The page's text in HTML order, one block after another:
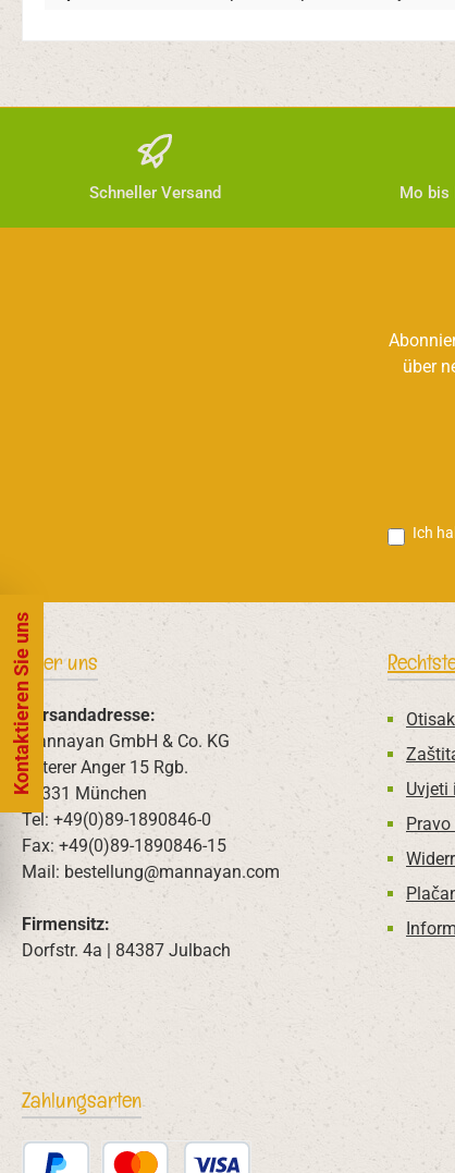
Schneller Versand Mo bis
über
Ich
Über uns
Versandadresse:
Mannayan GmbH & Co. KG
Unterer Anger 15 Rgb.
80331 München
Tel: +49(0)89-1890846-0
Fax: +49(0)89-1890846-15
Mail: bestellung@mannayan.com
Firmensitz:
Dorfstr. 4a | 84387 Julbach
Otisak
Uvjeti
Zahlungsarten
Kontaktieren Sie uns